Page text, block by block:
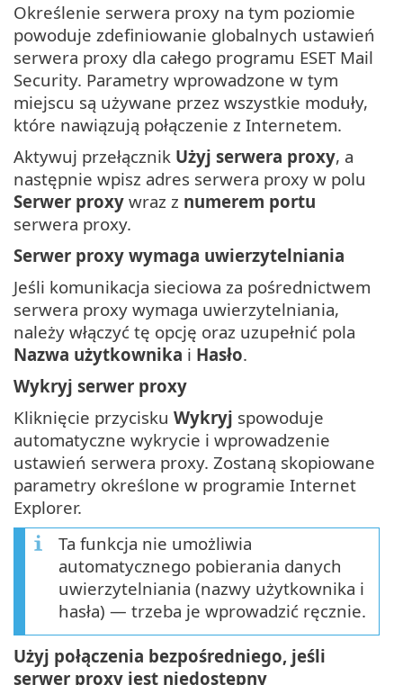
Określenie serwera proxy na tym poziomie
powoduje zdefiniowanie globalnych ustawień
serwera proxy dla całego programu ESET Mail
Security. Parametry wprowadzone w tym
miejscu są używane przez wszystkie moduły,
które nawiązują połączenie z Internetem.
Aktywuj przełącznik Użyj serwera proxy, a
następnie wpisz adres serwera proxy w polu
Serwer proxy wraz z numerem portu
serwera proxy.
Serwer proxy wymaga uwierzytelniania
Jeśli komunikacja sieciowa za pośrednictwem
serwera proxy wymaga uwierzytelniania,
należy włączyć tę opcję oraz uzupełnić pola
Nazwa użytkownika i Hasło.
Wykryj serwer proxy
Kliknięcie przycisku Wykryj spowoduje
automatyczne wykrycie i wprowadzenie
ustawień serwera proxy. Zostaną skopiowane
parametry określone w programie Internet
Explorer.
Ta funkcja nie umożliwia
automatycznego pobierania danych
uwierzytelniania (nazwy użytkownika i
hasła) — trzeba je wprowadzić ręcznie.
Użyj połączenia bezpośredniego, jeśli
serwer proxy jest niedostępny